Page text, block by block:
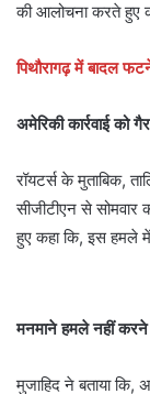
की आलोचना करते हुए
पिथौरागढ़ में बादल
अमेरिकी कार्रवाई को
रॉयटर्स के मुताबिक,
सीजीटीएन से सोमवार
हुए कहा कि, इस हमले में
मनमाने हमले नहीं करने
मुजाहिद ने बताया कि,